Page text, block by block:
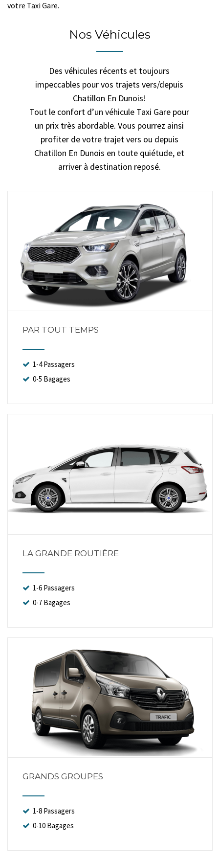
votre Taxi Gare.
Nos Véhicules
Des véhicules récents et toujours
impeccables pour vos trajets vers/depuis
Chatillon En Dunois!
Tout le confort d’un véhicule Taxi Gare pour
un prix très abordable. Vous pourrez ainsi
profiter de votre trajet vers ou depuis
Chatillon En Dunois en toute quiétude, et
arriver à destination reposé.
PAR TOUT TEMPS
1-4 Passagers
0-5 Bagages
LA GRANDE ROUTIÈRE
1-6 Passagers
0-7 Bagages
GRANDS GROUPES
1-8 Passagers
0-10 Bagages